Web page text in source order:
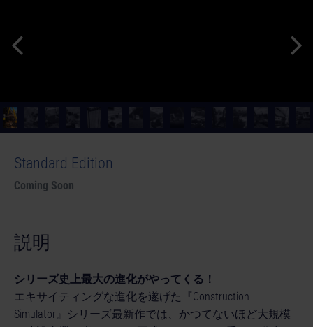
Standard Edition
Coming Soon
説明
シリーズ史上最大の進化がやってくる！
エキサイティングな進化を遂げた『Construction
Simulator』シリーズ最新作では、かつてないほど大規模